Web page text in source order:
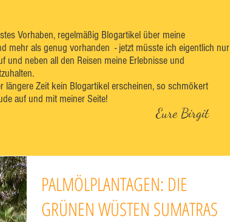
Vorhaben, regelmäßig Blogartikel über meine
mehr als genug vorhanden - jetzt müsste ich eigentlich nur
und neben all den Reisen meine Erlebnisse und
Zeit kein Blogartikel erscheinen, so schmökert
auf und mit meiner Seite!
Eure Birgit
PALMÖLPLANTAGEN: DIE
GRÜNEN WÜSTEN SUMATRAS